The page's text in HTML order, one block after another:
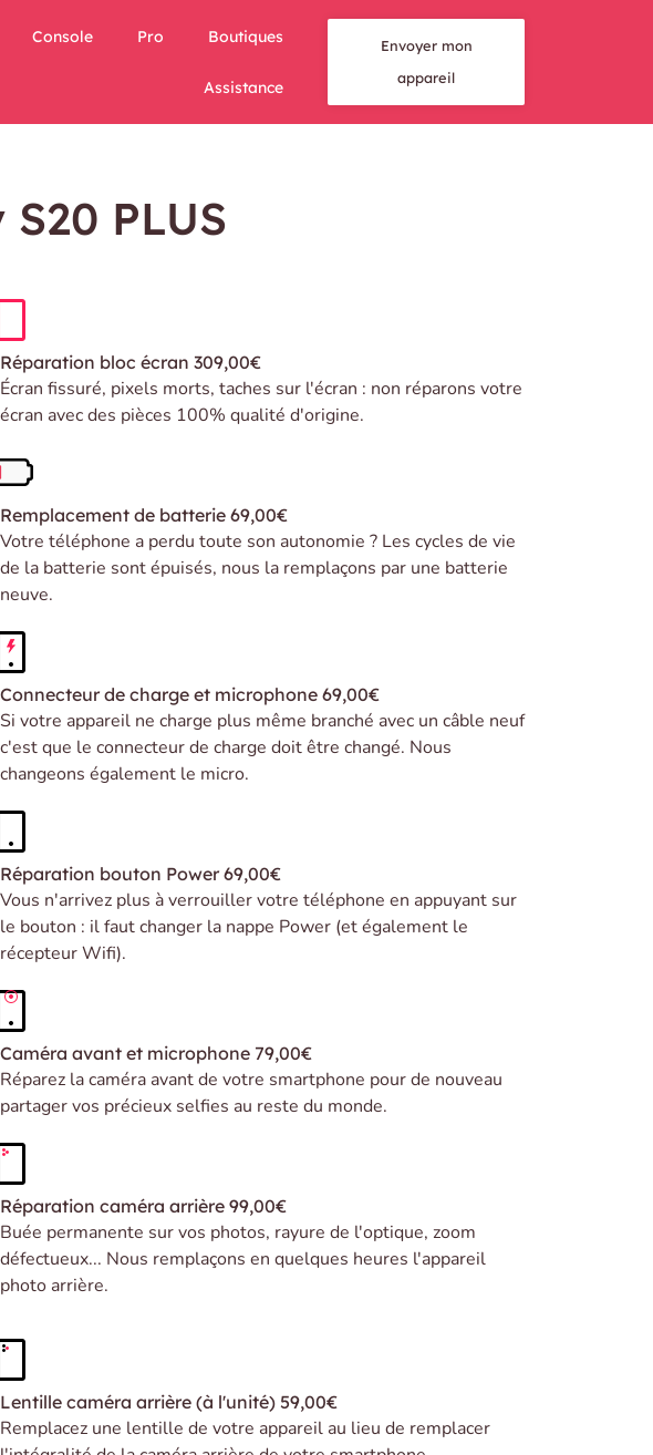
Console Pro Boutiques
Assistance
Envoyer mon
appareil
PLUS
Réparation bloc écran 309,00€
Écran fissuré, pixels morts, taches sur l'écran : non réparons votre
écran avec des pièces 100% qualité d'origine.
Remplacement de batterie 69,00€
Votre téléphone a perdu toute son autonomie ? Les cycles de vie
de la batterie sont épuisés, nous la remplaçons par une batterie
neuve.
Connecteur de charge et microphone 69,00€
Si votre appareil ne charge plus même branché avec un câble neuf
c'est que le connecteur de charge doit être changé. Nous
changeons également le micro.
Réparation bouton Power 69,00€
Vous n'arrivez plus à verrouiller votre téléphone en appuyant sur
le bouton : il faut changer la nappe Power (et également le
récepteur Wifi).
Caméra avant et microphone 79,00€
Réparez la caméra avant de votre smartphone pour de nouveau
partager vos précieux selfies au reste du monde.
Réparation caméra arrière 99,00€
Buée permanente sur vos photos, rayure de l'optique, zoom
défectueux... Nous remplaçons en quelques heures l'appareil
photo arrière.
Lentille caméra arrière (à l'unité) 59,00€
Remplacez une lentille de votre appareil au lieu de remplacer